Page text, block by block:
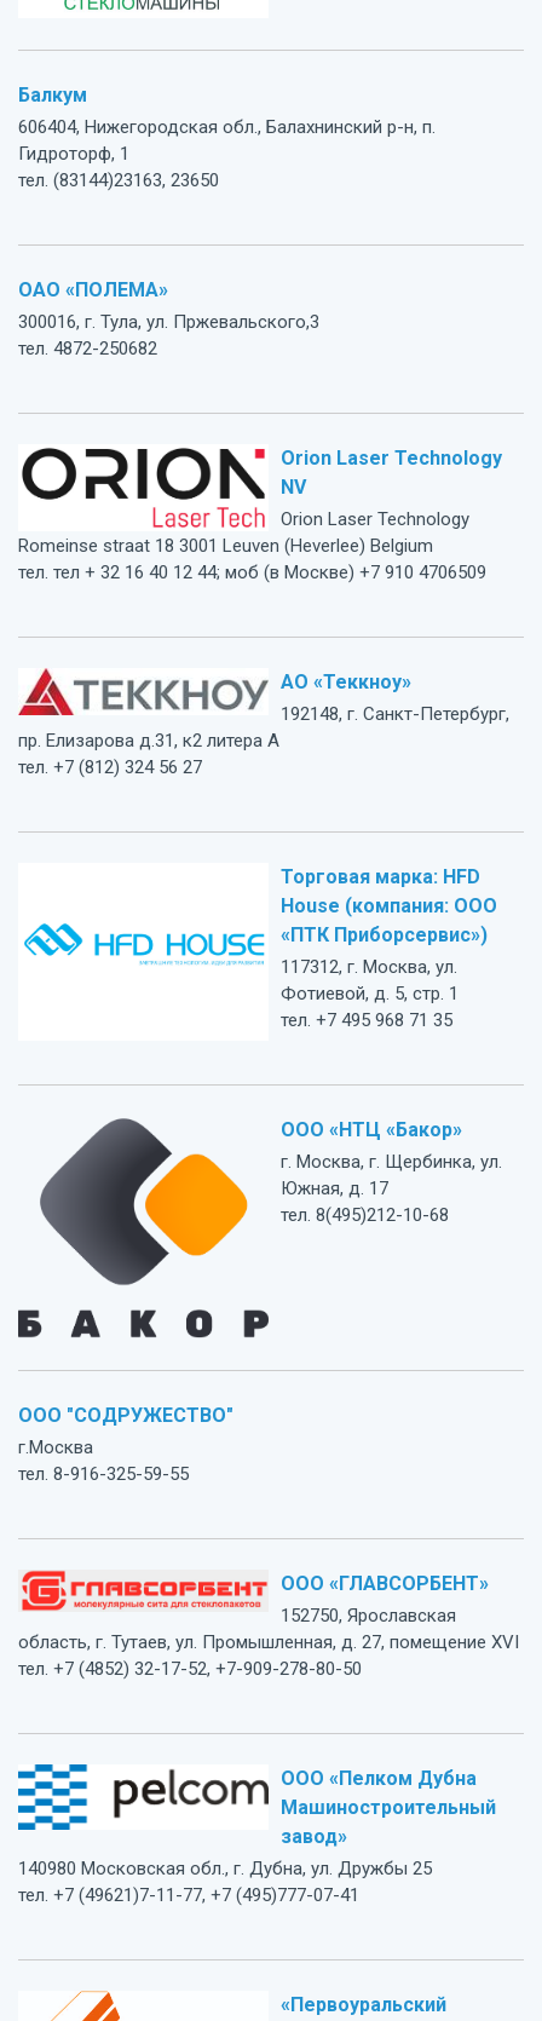
Балкум
606404, Нижегородская обл., Балахнинский р-н, п.
Гидроторф, 1
тел. (83144)23163, 23650
ОАО «ПОЛЕМА»
300016, г. Тула, ул. Пржевальского,3
тел. 4872-250682
Orion Laser Technology
NV
Orion Laser Technology
Romeinse straat 18 3001 Leuven (Heverlee) Belgium
тел. тел + 32 16 40 12 44; моб (в Москве) +7 910 4706509
АО «Теккноу»
192148, г. Санкт-Петербург,
пр. Елизарова д.31, к2 литера А
тел. +7 (812) 324 56 27
Торговая марка: HFD
House (компания: ООО
«ПТК Приборсервис»)
117312, г. Москва, ул.
Фотиевой, д. 5, стр. 1
тел. +7 495 968 71 35
ООО «НТЦ «Бакор»
г. Москва, г. Щербинка, ул.
Южная, д. 17
тел. 8(495)212-10-68
ООО "СОДРУЖЕСТВО"
г.Москва
тел. 8-916-325-59-55
ООО «ГЛАВСОРБЕНТ»
152750, Ярославская
область, г. Тутаев, ул. Промышленная, д. 27, помещение XVI
тел. +7 (4852) 32-17-52, +7-909-278-80-50
ООО «Пелком Дубна
Машиностроительный
завод»
140980 Московская обл., г. Дубна, ул. Дружбы 25
тел. +7 (49621)7-11-77, +7 (495)777-07-41
«Первоуральский